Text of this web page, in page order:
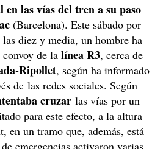
las vías del tren a su paso
(Barcelona). Este sábado por
diez y media, un hombre ha
de la línea R3, cerca de
Ripollet, según ha informado
de las redes sociales. Según
cruzar las vías por un
para este efecto, a la altura
en un tramo que, además, está
emergencias activaron varias